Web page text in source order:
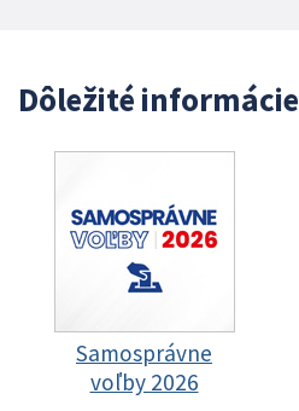
Dôležité informácie
Samosprávne
voľby 2026